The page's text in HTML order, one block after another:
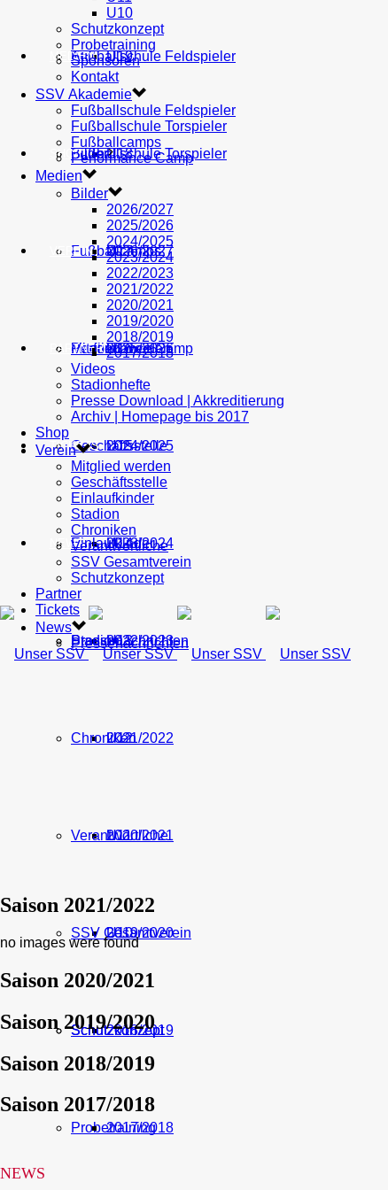
AH U19
U18
U17
U16
U15
U14
U13
U12
U11
U10
Schutzkonzept
Probetraining
Fußballschule Feldspieler
Fußballschule Torspieler
Fußballcamps
Performance Camp
MEDIEN
Bilder
2026/2027
2025/2026
2024/2025
2023/2024
2022/2023
2021/2022
2020/2021
2019/2020
2018/2019
2017/2018
SHOP
VEREIN
Mitglied werden
Geschäftsstelle
Einlaufkinder
Stadion
Chroniken
Verantwortliche
SSV Gesamtverein
Schutzkonzept
PARTNER
TICKETS
NEWS
Pressenachrichten
U10
Schutzkonzept
Probetraining
Sponsoren
Kontakt
SSV Akademie
Fußballschule Feldspieler
Fußballschule Torspieler
Fußballcamps
Performance Camp
Medien
Bilder
2026/2027
2025/2026
2024/2025
2023/2024
2022/2023
2021/2022
2020/2021
2019/2020
2018/2019
2017/2018
Videos
Stadionhefte
Presse Download | Akkreditierung
Archiv | Homepage bis 2017
Shop
Verein
Mitglied werden
Geschäftsstelle
Einlaufkinder
Stadion
Chroniken
Verantwortliche
SSV Gesamtverein
Schutzkonzept
Partner
Tickets
News
Pressenachrichten
Saison 2021/2022
no images were found
Saison 2020/2021
Saison 2019/2020
Saison 2018/2019
Saison 2017/2018
NEWS